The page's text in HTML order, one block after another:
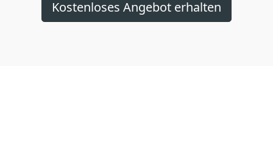
Kostenloses Angebot erhalten